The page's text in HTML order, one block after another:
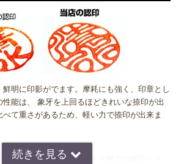
明に印影がでます。摩耗にも強く、印章とし
能は、 象牙を上回るほどきれいな捺印が出
て重さがあるため、軽い力で捺印が出来ま
鏡のように反射するボディが魅力の鏡面チタン